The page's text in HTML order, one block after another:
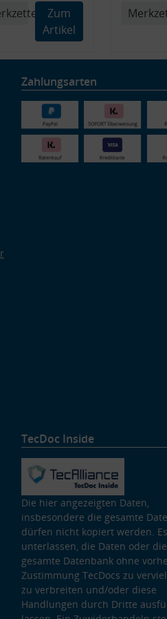
Zum
Artikel
Zahlungsarten
TecDoc Inside
Die hier angezeigten Daten,
insbesondere die gesamte
dürfen nicht kopiert werden.
unterlassen, die Daten oder die
gesamte Datenbank ohne
Zustimmung TecDocs zu
zu verbreiten und/oder diese
Handlungen durch Dritte